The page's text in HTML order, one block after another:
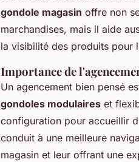
gondole magasin offre non
marchandises, mais il aide
la visibilité des produits pour
Importance de
Un agencement bien pensé
gondoles modulaires et
configuration pour accueillir
conduit à une meilleure
magasin et leur offrant une